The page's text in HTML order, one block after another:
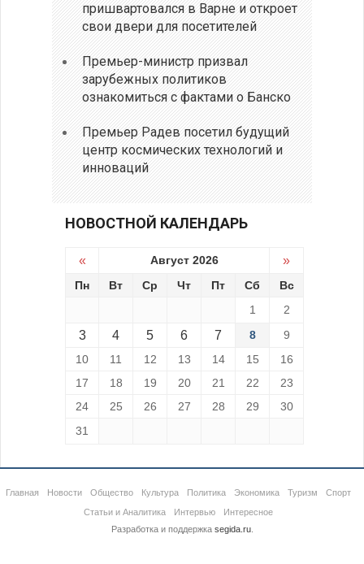
пришвартовался в Варне и откроет
свои двери для посетителей
Премьер-министр призвал
зарубежных политиков
ознакомиться с фактами о Банско
Премьер Радев посетил будущий
центр космических технологий и
инноваций
НОВОСТНОЙ КАЛЕНДАРЬ
« Август 2026 »
Пн Вт Ср Чт Пт Сб
Вс
1
2
3 4 5 6 7 8
9
10
11 12 13 14 15
16
17
18 19 20 21 22
23
24
25 26 27 28 29
30
31
Главная Новости Общество Культура Политика Экономика Туризм
Спорт
Статьи и Аналитика
Интервью
Интересное
Разработка и поддержка segida.ru.